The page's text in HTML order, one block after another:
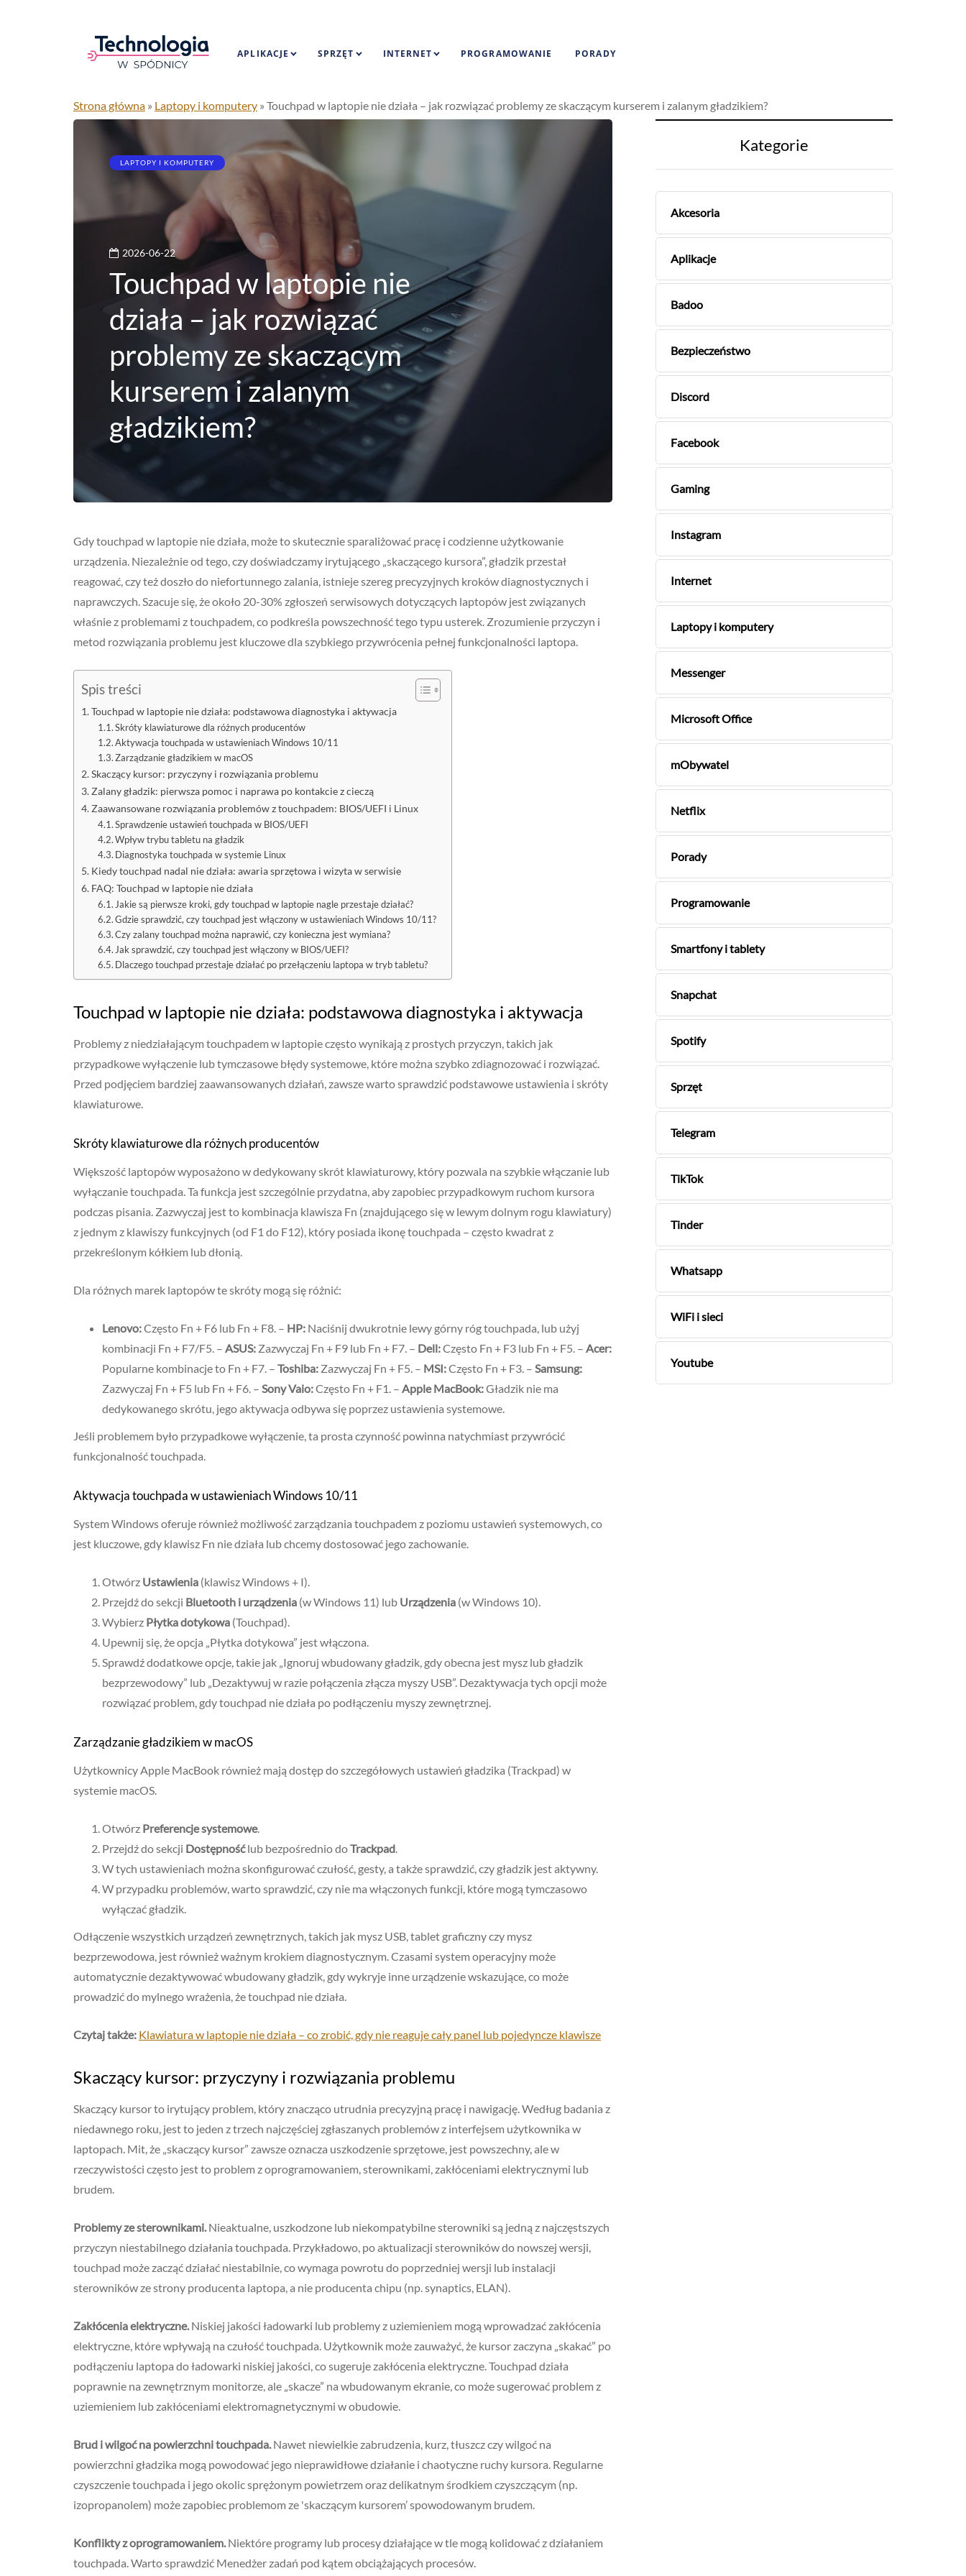
APLIKACJE SPRZĘT INTERNET PROGRAMOWANIE PORADY
Strona główna » Laptopy i komputery » Touchpad w laptopie nie działa – jak rozwiązać problemy ze skaczącym kurserem i zalanym gładzikiem?
LAPTOPY I KOMPUTERY
2026-06-22
Touchpad w laptopie nie
działa – jak rozwiązać
problemy ze skaczącym
kurserem i zalanym
gładzikiem?
Gdy touchpad w laptopie nie działa, może to skutecznie sparaliżować pracę i codzienne użytkowanie
urządzenia. Niezależnie od tego, czy doświadczamy irytującego „skaczącego kursora”, gładzik przestał
reagować, czy też doszło do niefortunnego zalania, istnieje szereg precyzyjnych kroków diagnostycznych i
naprawczych. Szacuje się, że około 20-30% zgłoszeń serwisowych dotyczących laptopów jest związanych
właśnie z problemami z touchpadem, co podkreśla powszechność tego typu usterek. Zrozumienie przyczyn i
metod rozwiązania problemu jest kluczowe dla szybkiego przywrócenia pełnej funkcjonalności laptopa.
Spis treści
Touchpad w laptopie nie działa: podstawowa diagnostyka i aktywacja
Skróty klawiaturowe dla różnych producentów
Aktywacja touchpada w ustawieniach Windows 10/11
Zarządzanie gładzikiem w macOS
Skaczący kursor: przyczyny i rozwiązania problemu
Zalany gładzik: pierwsza pomoc i naprawa po kontakcie z cieczą
Zaawansowane rozwiązania problemów z touchpadem: BIOS/UEFI i Linux
Sprawdzenie ustawień touchpada w BIOS/UEFI
Wpływ trybu tabletu na gładzik
Diagnostyka touchpada w systemie Linux
Kiedy touchpad nadal nie działa: awaria sprzętowa i wizyta w serwisie
FAQ: Touchpad w laptopie nie działa
Jakie są pierwsze kroki, gdy touchpad w laptopie nagle przestaje działać?
Gdzie sprawdzić, czy touchpad jest włączony w ustawieniach Windows 10/11?
Czy zalany touchpad można naprawić, czy konieczna jest wymiana?
Jak sprawdzić, czy touchpad jest włączony w BIOS/UEFI?
Dlaczego touchpad przestaje działać po przełączeniu laptopa w tryb tabletu?
Touchpad w laptopie nie działa: podstawowa diagnostyka i aktywacja
Problemy z niedziałającym touchpadem w laptopie często wynikają z prostych przyczyn, takich jak
przypadkowe wyłączenie lub tymczasowe błędy systemowe, które można szybko zdiagnozować i rozwiązać.
Przed podjęciem bardziej zaawansowanych działań, zawsze warto sprawdzić podstawowe ustawienia i skróty
klawiaturowe.
Skróty klawiaturowe dla różnych producentów
Większość laptopów wyposażono w dedykowany skrót klawiaturowy, który pozwala na szybkie włączanie lub
wyłączanie touchpada. Ta funkcja jest szczególnie przydatna, aby zapobiec przypadkowym ruchom kursora
podczas pisania. Zazwyczaj jest to kombinacja klawisza Fn (znajdującego się w lewym dolnym rogu klawiatury)
z jednym z klawiszy funkcyjnych (od F1 do F12), który posiada ikonę touchpada – często kwadrat z
przekreślonym kółkiem lub dłonią.
Dla różnych marek laptopów te skróty mogą się różnić:
Lenovo:Często Fn + F6 lub Fn + F8. – HP: Naciśnij dwukrotnie lewy górny róg touchpada, lub użyj
kombinacji Fn + F7/F5. – ASUS: Zazwyczaj Fn + F9 lub Fn + F7. – Dell:Często Fn + F3 lub Fn + F5. – Acer:
Popularne kombinacje to Fn + F7. – Toshiba: Zazwyczaj Fn + F5. – MSI:Często Fn + F3. – Samsung:
Zazwyczaj Fn + F5 lub Fn + F6. – Sony Vaio:Często Fn + F1. – Apple MacBook:Gładzik nie ma
dedykowanego skrótu, jego aktywacja odbywa się poprzez ustawienia systemowe.
Jeśli problemem było przypadkowe wyłączenie, ta prosta czynność powinna natychmiast przywrócić
funkcjonalność touchpada.
Aktywacja touchpada w ustawieniach Windows 10/11
System Windows oferuje również możliwość zarządzania touchpadem z poziomu ustawień systemowych, co
jest kluczowe, gdy klawisz Fn nie działa lub chcemy dostosować jego zachowanie.
Otwórz Ustawienia (klawisz Windows + I).
Przejdź do sekcji Bluetooth i urządzenia (w Windows 11) lub Urządzenia (w Windows 10).
Wybierz Płytka dotykowa (Touchpad).
Upewnij się, że opcja „Płytka dotykowa” jest włączona.
Sprawdź dodatkowe opcje, takie jak „Ignoruj wbudowany gładzik, gdy obecna jest mysz lub gładzik
bezprzewodowy” lub „Dezaktywuj w razie połączenia złącza myszy USB”. Dezaktywacja tych opcji może
rozwiązać problem, gdy touchpad nie działa po podłączeniu myszy zewnętrznej.
Zarządzanie gładzikiem w macOS
Użytkownicy Apple MacBook również mają dostęp do szczegółowych ustawień gładzika (Trackpad) w
systemie macOS.
Otwórz Preferencje systemowe.
Przejdź do sekcji Dostępnośćlub bezpośrednio doTrackpad.
W tych ustawieniach można skonfigurować czułość, gesty, a także sprawdzić, czy gładzik jest aktywny.
W przypadku problemów, warto sprawdzić, czy nie ma włączonych funkcji, które mogą tymczasowo
wyłączać gładzik.
Odłączenie wszystkich urządzeń zewnętrznych, takich jak mysz USB, tablet graficzny czy mysz
bezprzewodowa, jest również ważnym krokiem diagnostycznym. Czasami system operacyjny może
automatycznie dezaktywować wbudowany gładzik, gdy wykryje inne urządzenie wskazujące, co może
prowadzić do mylnego wrażenia, że touchpad nie działa.
Czytaj także: Klawiatura w laptopie nie działa – co zrobić, gdy nie reaguje cały panel lub pojedyncze klawisze
Skaczący kursor: przyczyny i rozwiązania problemu
Skaczący kursor to irytujący problem, który znacząco utrudnia precyzyjną pracę i nawigację. Według badania z
niedawnego roku, jest to jeden z trzech najczęściej zgłaszanych problemów z interfejsem użytkownika w
laptopach. Mit, że „skaczący kursor” zawsze oznacza uszkodzenie sprzętowe, jest powszechny, ale w
rzeczywistości często jest to problem z oprogramowaniem, sterownikami, zakłóceniami elektrycznymi lub
brudem.
Problemy ze sterownikami.Nieaktualne, uszkodzone lub niekompatybilne sterowniki są jedną z najczęstszych
przyczyn niestabilnego działania touchpada. Przykładowo, po aktualizacji sterowników do nowszej wersji,
touchpad może zacząć działać niestabilnie, co wymaga powrotu do poprzedniej wersji lub instalacji
sterowników ze strony producenta laptopa, a nie producenta chipu (np. synaptics, ELAN).
Zakłócenia elektryczne.Niskiej jakości ładowarki lub problemy z uziemieniem mogą wprowadzać zakłócenia
elektryczne, które wpływają na czułość touchpada. Użytkownik może zauważyć, że kursor zaczyna „skakać” po
podłączeniu laptopa do ładowarki niskiej jakości, co sugeruje zakłócenia elektryczne. Touchpad działa
poprawnie na zewnętrznym monitorze, ale „skacze” na wbudowanym ekranie, co może sugerować problem z
uziemieniem lub zakłóceniami elektromagnetycznymi w obudowie.
Brud i wilgoć na powierzchni touchpada.Nawet niewielkie zabrudzenia, kurz, tłuszcz czy wilgoć na
powierzchni gładzika mogą powodować jego nieprawidłowe działanie i chaotyczne ruchy kursora. Regularne
czyszczenie touchpada i jego okolic sprężonym powietrzem oraz delikatnym środkiem czyszczącym (np.
izopropanolem) może zapobiec problemom ze 'skaczącym kursorem’ spowodowanym brudem.
Konflikty z oprogramowaniem.Niektóre programy lub procesy działające w tle mogą kolidować z działaniem
touchpada. Warto sprawdzić Menedżer zadań pod kątem obciążających procesów.
Kategorie
Akcesoria
Aplikacje
Badoo
Bezpieczeństwo
Discord
Facebook
Gaming
Instagram
Internet
Laptopy i komputery
Messenger
Microsoft Office
mObywatel
Netflix
Porady
Programowanie
Smartfony i tablety
Snapchat
Spotify
Sprzęt
Telegram
TikTok
Tinder
Whatsapp
WiFi i sieci
Youtube